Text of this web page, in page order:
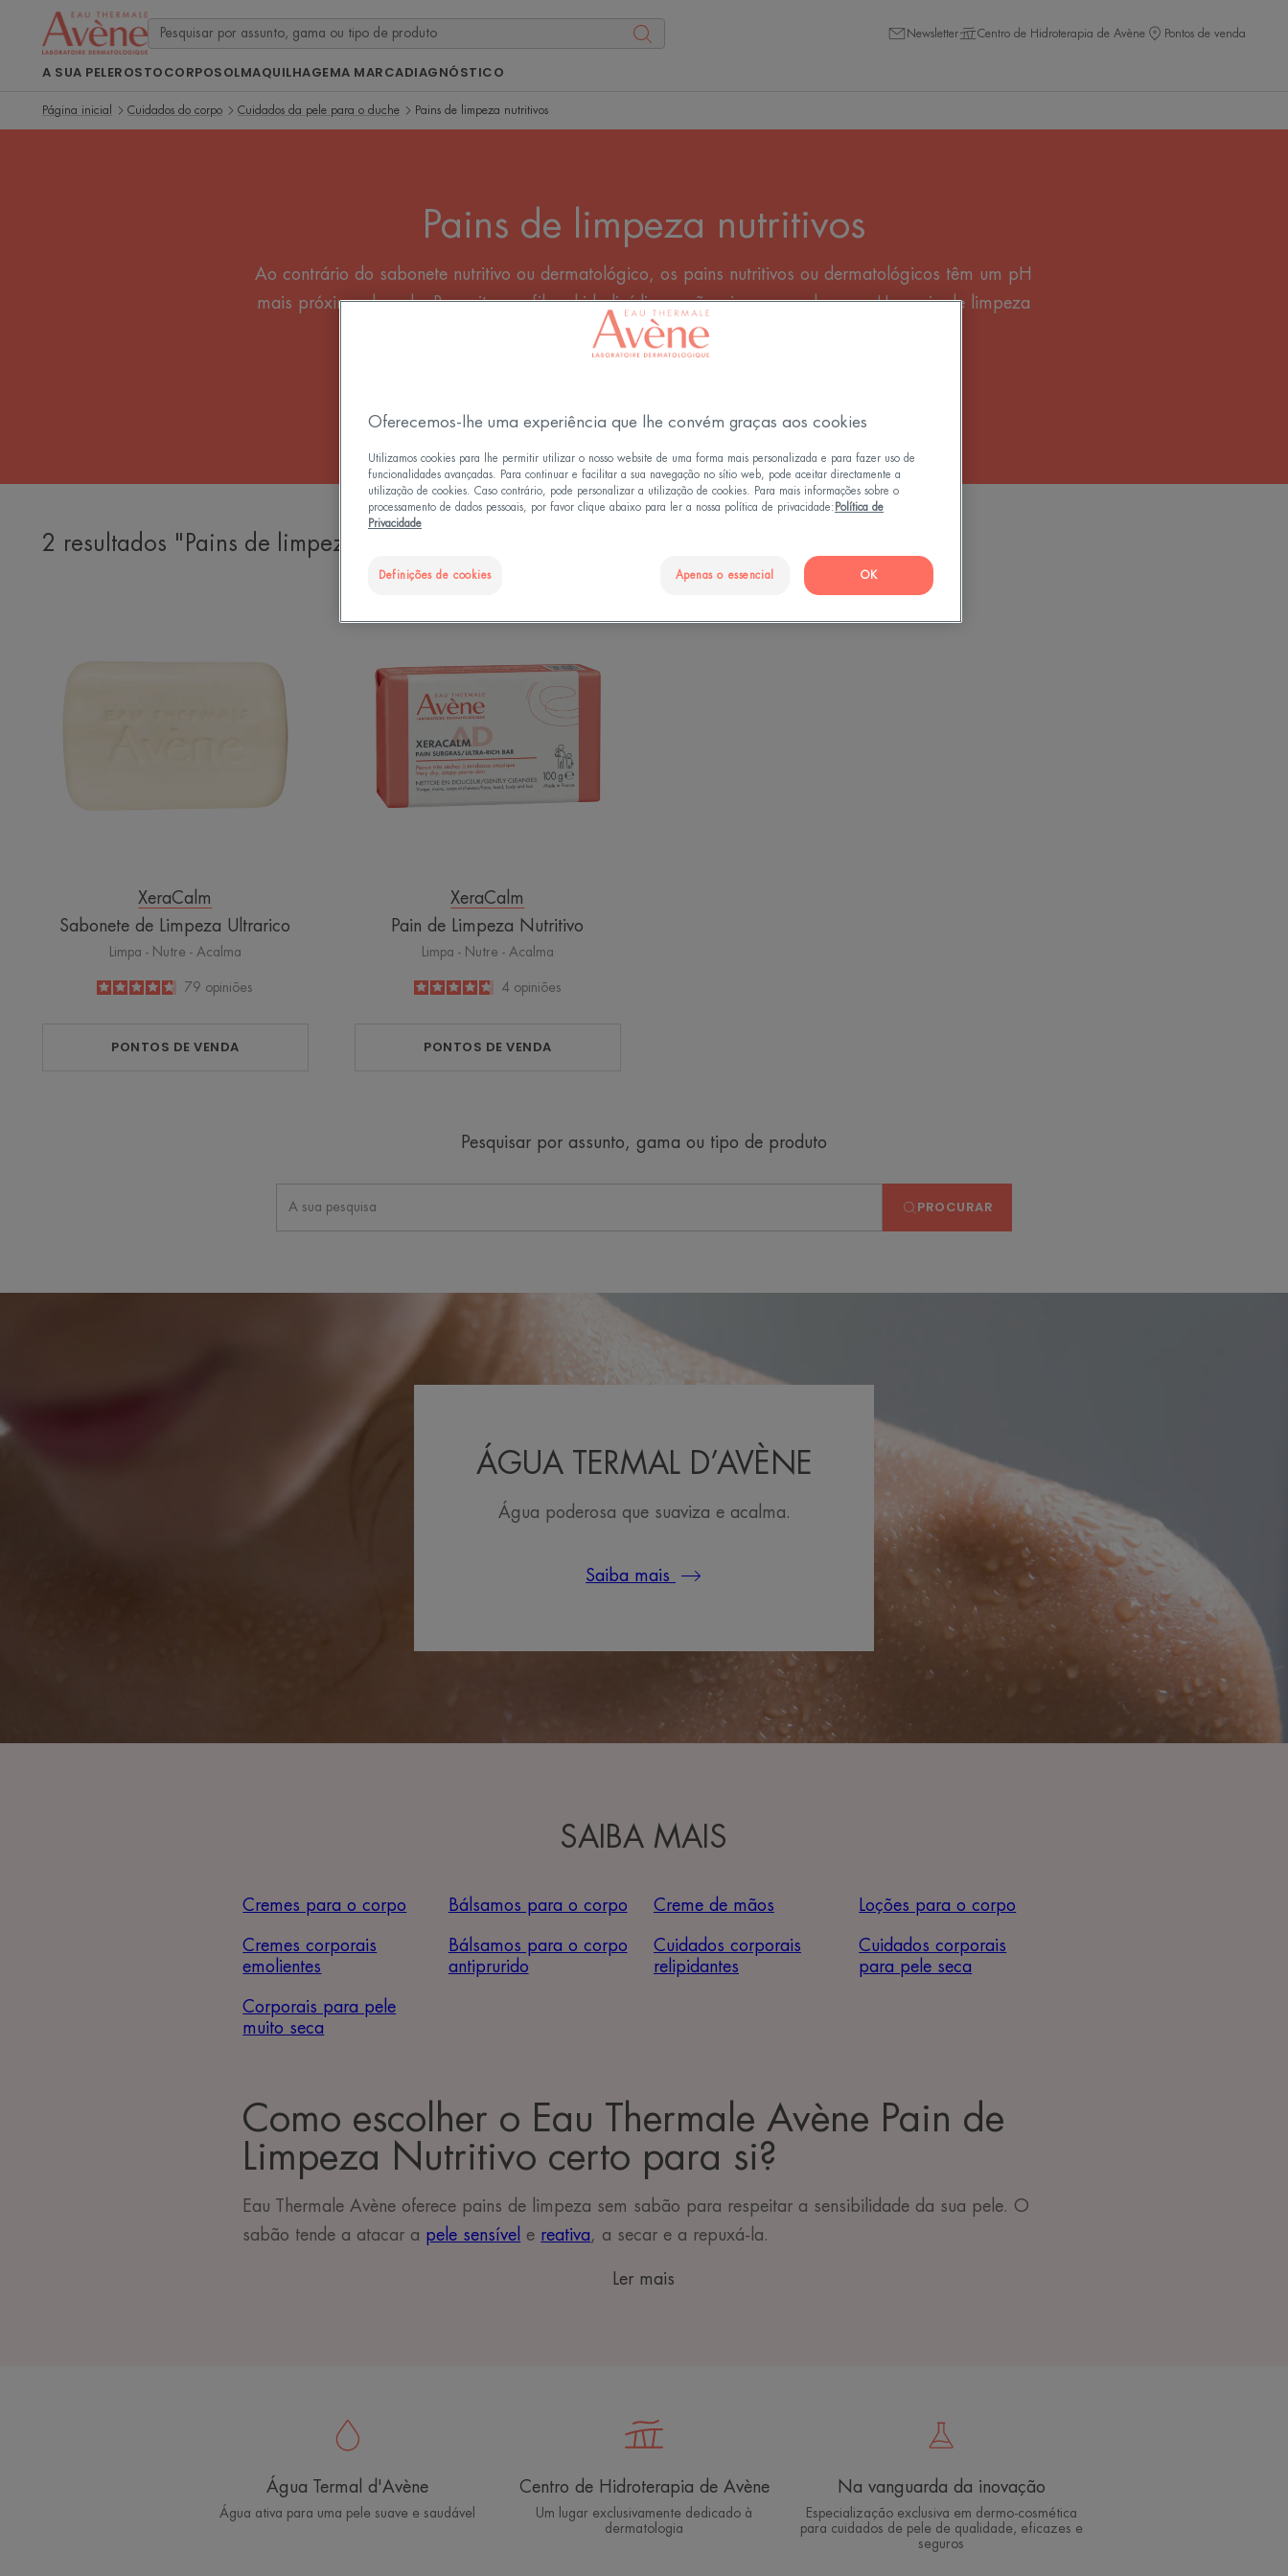
Newsletter Centro de Hidroterapia de Avène Pontos de venda
A SUA PELEROSTOCORPOSOLMAQUILHAGEMA MARCADIAGNÓSTICO
Página inicial Cuidados do corpo Cuidados da pele para o duche Pains de limpeza nutritivos
Pains de limpeza nutritivos
Ao contrário do sabonete nutritivo ou dermatológico, os pains nutritivos ou dermatológicos têm um pH
mais próximo da pele. Respeitam o filme hidrolipídico e não pioram a pele seca. Um pain de limpeza
para uma limpeza suave!
2 resultados "Pains de limpeza nutritivos"
XeraCalm
Sabonete de Limpeza Ultrarico
Limpa - Nutre - Acalma
4.7
/
5
79 opiniões
PONTOS DE VENDA
Nutritivo
XeraCalm
Pain de Limpeza Nutritivo
Limpa - Nutre - Acalma
4.8
/
5
4 opiniões
PONTOS DE VENDA
Pesquisar por assunto, gama ou tipo de produto
PROCURAR
ÁGUA TERMAL D’AVÈNE
Água poderosa que suaviza e acalma.
Saiba mais
SAIBA MAIS
Cremes para o corpo Bálsamos para o corpo Creme de mãos Loções para o corpo
Cremes corporais
emolientes
Bálsamos para o corpo
antiprurido
Cuidados corporais
relipidantes
Cuidados corporais
para pele seca
Corporais para pele
muito seca
Como escolher o Eau Thermale Avène Pain de
Limpeza Nutritivo certo para si?
Eau Thermale Avène oferece pains de limpeza sem sabão para respeitar a sensibilidade da sua pele. O
sabão tende a atacar a pele sensível e reativa, a secar e a repuxá-la.
Ler mais
Água Termal d'Avène
Água ativa para uma pele suave e saudável
Centro de Hidroterapia de Avène
Um lugar exclusivamente dedicado à
dermatologia
Na vanguarda da inovação
Especialização exclusiva em dermo-cosmética
para cuidados de pele de qualidade, eficazes e
seguros
Oferecemos-lhe uma experiência que lhe convém graças aos cookies
Utilizamos cookies para lhe permitir utilizar o nosso website de uma forma mais personalizada e para fazer uso de
funcionalidades avançadas. Para continuar e facilitar a sua navegação no sítio web, pode aceitar directamente a
utilização de cookies. Caso contrário, pode personalizar a utilização de cookies. Para mais informações sobre o
processamento de dados pessoais, por favor clique abaixo para ler a nossa política de privacidade: Política de
Privacidade
Definições de cookies Apenas o essencial OK